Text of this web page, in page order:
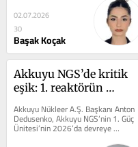
02.07.2026
30
Başak Koçak
Akkuyu NGS’de kritik
eşik: 1. reaktörün
açıklandı
Akkuyu Nükleer A.Ş. Başkanı Anton
Dedusenko, Akkuyu NGS’nin 1. Güç
Ünitesi’nin 2026’da devreye
alınmasının hedeflendiğini...